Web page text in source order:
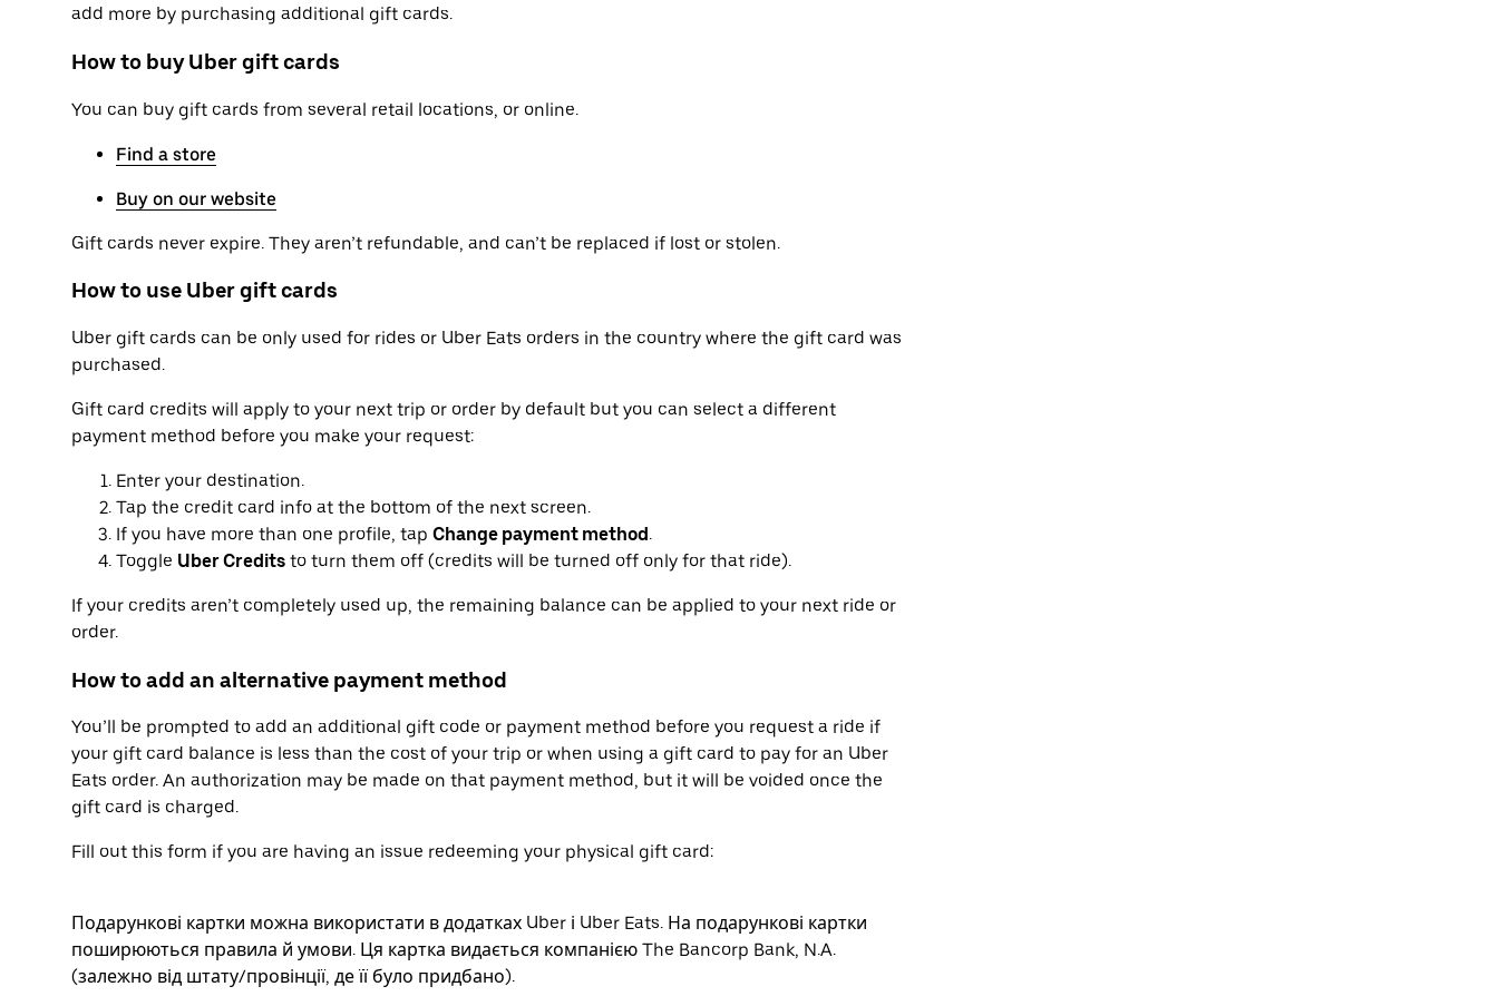
add more by purchasing additional gift cards.
How to buy Uber gift cards
You can buy gift cards from several retail locations, or online.
Find a store
Buy on our website
Gift cards never expire. They aren’t refundable, and can’t be replaced if lost or stolen.
How to use Uber gift cards
Uber gift cards can be only used for rides or Uber Eats orders in the country where the gift card was
purchased.
Gift card credits will apply to your next trip or order by default but you can select a different
payment method before you make your request:
Enter your destination.
Tap the credit card info at the bottom of the next screen.
If you have more than one profile, tap Change payment method.
Toggle Uber Credits to turn them off (credits will be turned off only for that ride).
If your credits aren’t completely used up, the remaining balance can be applied to your next ride or
order.
How to add an alternative payment method
You’ll be prompted to add an additional gift code or payment method before you request a ride if
your gift card balance is less than the cost of your trip or when using a gift card to pay for an Uber
Eats order. An authorization may be made on that payment method, but it will be voided once the
gift card is charged.
Fill out this form if you are having an issue redeeming your physical gift card:
Подарункові картки можна використати в додатках Uber і Uber Eats. На подарункові картки
поширюються правила й умови. Ця картка видається компанією The Bancorp Bank, N.A.
(залежно від штату/провінції, де її було придбано).